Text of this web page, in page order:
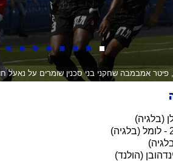
פיטר אמבמבה שחקני בני סכנין שומרים על נאעל